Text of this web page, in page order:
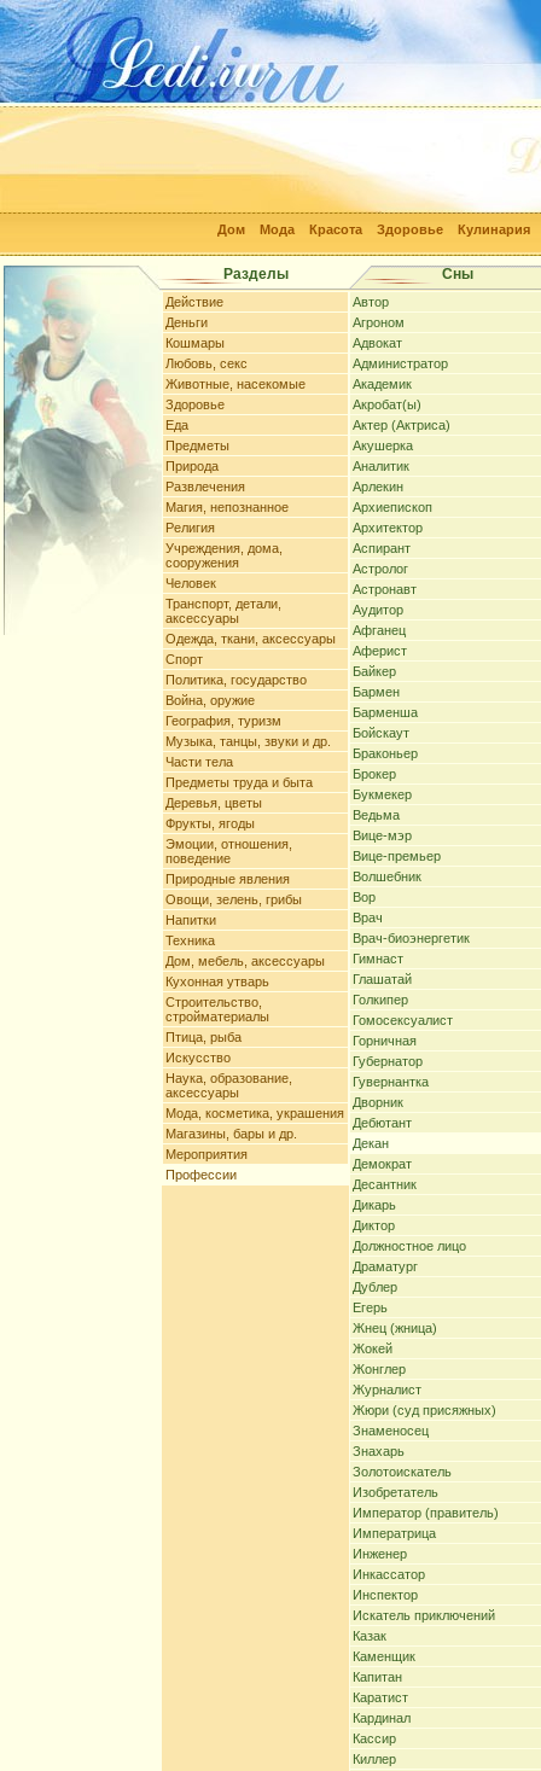
Дом Мода Красота Здоровье Кулинария
Разделы Сны
Действие
Деньги
Кошмары
Любовь, секс
Животные, насекомые
Здоровье
Еда
Предметы
Природа
Развлечения
Магия, непознанное
Религия
Учреждения, дома,
сооружения
Человек
Транспорт, детали,
аксессуары
Одежда, ткани, аксессуары
Спорт
Политика, государство
Война, оружие
География, туризм
Музыка, танцы, звуки и др.
Части тела
Предметы труда и быта
Деревья, цветы
Фрукты, ягоды
Эмоции, отношения,
поведение
Природные явления
Овощи, зелень, грибы
Напитки
Техника
Дом, мебель, аксессуары
Кухонная утварь
Строительство,
стройматериалы
Птица, рыба
Искусство
Наука, образование,
аксессуары
Мода, косметика, украшения
Магазины, бары и др.
Мероприятия
Профессии
Автор
Агроном
Адвокат
Администратор
Академик
Акробат(ы)
Актер (Актриса)
Акушерка
Аналитик
Арлекин
Архиепископ
Архитектор
Аспирант
Астролог
Астронавт
Аудитор
Афганец
Аферист
Байкер
Бармен
Барменша
Бойскаут
Браконьер
Брокер
Букмекер
Ведьма
Вице-мэр
Вице-премьер
Волшебник
Вор
Врач
Врач-биоэнергетик
Гимнаст
Глашатай
Голкипер
Гомосексуалист
Горничная
Губернатор
Гувернантка
Дворник
Дебютант
Декан
Демократ
Десантник
Дикарь
Диктор
Должностное лицо
Драматург
Дублер
Егерь
Жнец (жница)
Жокей
Жонглер
Журналист
Жюри (суд присяжных)
Знаменосец
Знахарь
Золотоискатель
Изобретатель
Император (правитель)
Императрица
Инженер
Инкассатор
Инспектор
Искатель приключений
Казак
Каменщик
Капитан
Каратист
Кардинал
Кассир
Киллер